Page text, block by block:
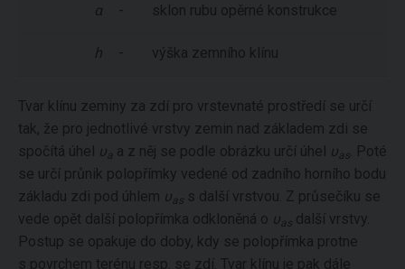
α - sklon rubu opěrné konstrukce
h - výška zemního klínu
Tvar klínu zeminy za zdí pro vrstevnaté prostředí se určí
tak, že pro jednotlivé vrstvy zemin nad základem zdi se
spočítá úhel υa a z něj se podle obrázku určí úhel υas
. Poté
se určí průnik polopřímky vedené od zadního horního bodu
základu zdi pod úhlem υas s další vrstvou. Z průsečíku se
vede opět další polopřímka odkloněná o υas další vrstvy.
Postup se opakuje do doby, kdy se polopřímka protne
s povrchem terénu resp. se zdí. Tvar klínu je pak dále